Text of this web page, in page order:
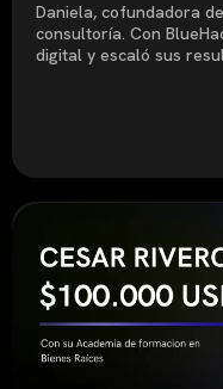
Daniela, cofundadora
consultoría. Con
digital y escaló sus